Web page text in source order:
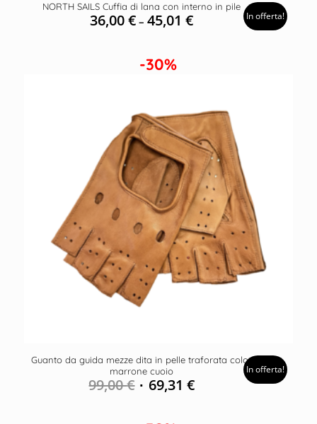
NORTH SAILS Cuffia di lana con interno in pile
36,00€ –45,01€ In offerta!
-30%
Guanto da guida mezze dita in pelle traforata color
marrone cuoio
99,00€ 69,31€
In offerta!